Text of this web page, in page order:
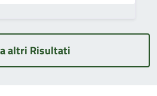
altri Risultati